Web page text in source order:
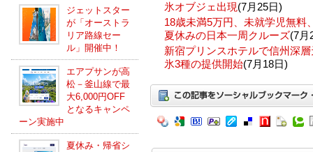
ジェットスター
が「オーストラ
リア路線セー
ル」開催中！
エアプサンが高
松－釜山線で最
大6,000円OFF
となるキャンペ
ーン実施中
夏休み・帰省シ
氷オブジェ出現(7月25日)
18歳未満5万円、未就学児無料
夏休みの日本一周クルーズ(7月
新宿プリンスホテルで信州深
氷3種の提供開始(7月18日)